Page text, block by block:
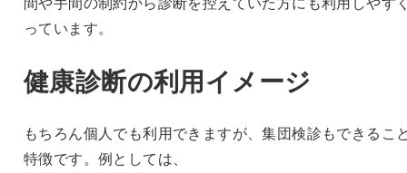
っています。
健康診断の利用イメージ
もちろん個人でも利用できますが、集団検診もできるこ
特徴です。例としては、